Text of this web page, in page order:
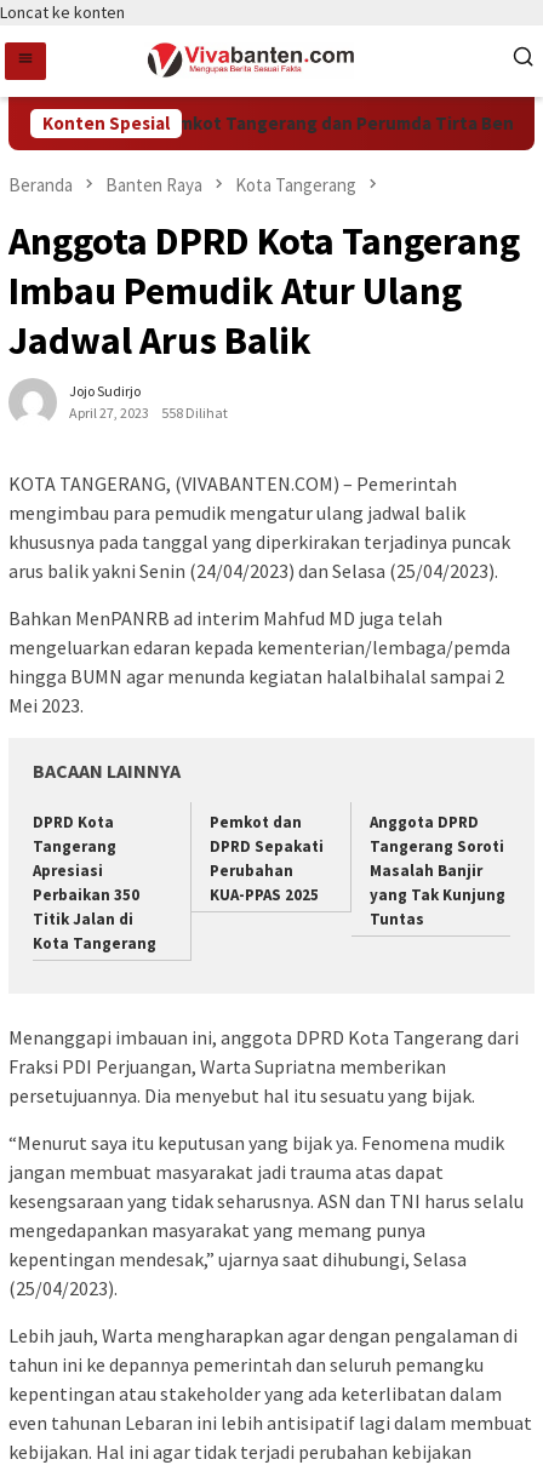
Loncat ke konten
Konten Spesial
HUT Ke-81 RI, Pemkot Tangerang dan Perumda Tirta Benteng
Beranda Banten Raya Kota Tangerang
Anggota DPRD Kota Tangerang
Imbau Pemudik Atur Ulang
Jadwal Arus Balik
Jojo Sudirjo
April 27, 2023
558 Dilihat
KOTA TANGERANG, (VIVABANTEN.COM) – Pemerintah
mengimbau para pemudik mengatur ulang jadwal balik
khususnya pada tanggal yang diperkirakan terjadinya puncak
arus balik yakni Senin (24/04/2023) dan Selasa (25/04/2023).
Bahkan MenPANRB ad interim Mahfud MD juga telah
mengeluarkan edaran kepada kementerian/lembaga/pemda
hingga BUMN agar menunda kegiatan halalbihalal sampai 2
Mei 2023.
BACAAN LAINNYA
DPRD Kota
Tangerang
Apresiasi
Perbaikan 350
Titik Jalan di
Kota Tangerang
Pemkot dan
DPRD Sepakati
Perubahan
KUA-PPAS 2025
Anggota DPRD
Tangerang Soroti
Masalah Banjir
yang Tak Kunjung
Tuntas
Menanggapi imbauan ini, anggota DPRD Kota Tangerang dari
Fraksi PDI Perjuangan, Warta Supriatna memberikan
persetujuannya. Dia menyebut hal itu sesuatu yang bijak.
“Menurut saya itu keputusan yang bijak ya. Fenomena mudik
jangan membuat masyarakat jadi trauma atas dapat
kesengsaraan yang tidak seharusnya. ASN dan TNI harus selalu
mengedapankan masyarakat yang memang punya
kepentingan mendesak,” ujarnya saat dihubungi, Selasa
(25/04/2023).
Lebih jauh, Warta mengharapkan agar dengan pengalaman di
tahun ini ke depannya pemerintah dan seluruh pemangku
kepentingan atau stakeholder yang ada keterlibatan dalam
even tahunan Lebaran ini lebih antisipatif lagi dalam membuat
kebijakan. Hal ini agar tidak terjadi perubahan kebijakan